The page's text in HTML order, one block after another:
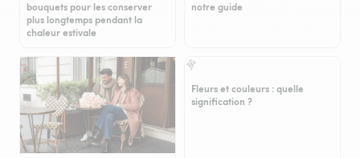
bouquets pour les conserver
plus longtemps pendant la
chaleur estivale
notre guide
Fleurs et couleurs : quelle
signification ?